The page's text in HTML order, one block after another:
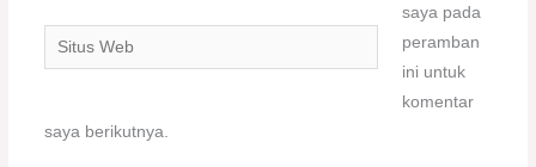
Situs
Web
saya pada
peramban
ini untuk
komentar
saya berikutnya.